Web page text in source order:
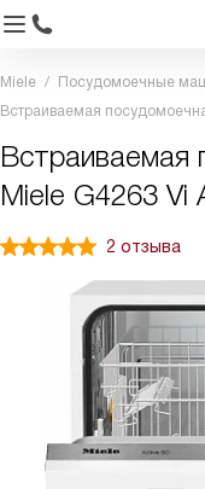
Miele Посудомоечные
Встраиваемая
Встраиваемая
Miele G4263 Vi
2 отзыва